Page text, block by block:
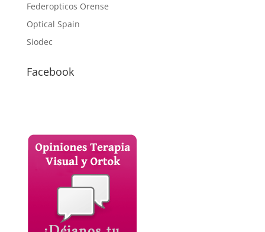
Federopticos Orense
Optical Spain
Siodec
Facebook